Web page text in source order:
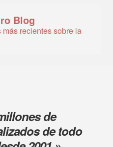
Blog
recientes sobre la
de
de todo